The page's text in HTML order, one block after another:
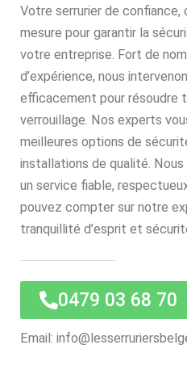
Votre serrurier de
mesure pour garantir la
votre entreprise. Fort de
d’expérience, nous
efficacement pour résoudre
verrouillage. Nos experts
meilleures options de
installations de qualité.
un service fiable,
pouvez compter sur notre
tranquillité d’esprit et
0479 03 68 70
Email: